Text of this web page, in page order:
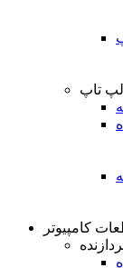
لپ تاپ
کامپیوتر